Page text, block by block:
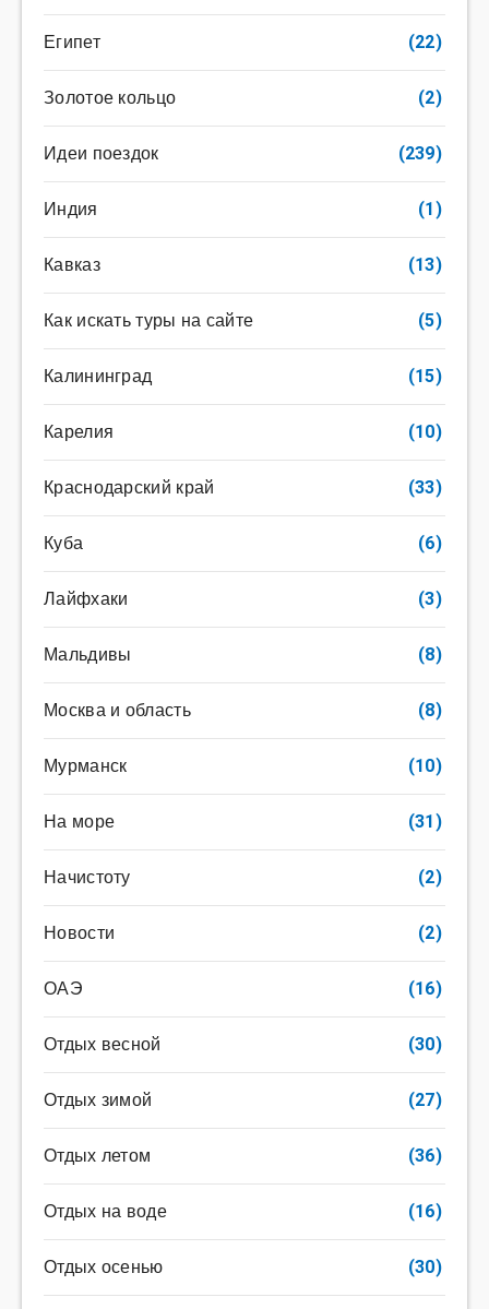
Египет (22)
Золотое кольцо (2)
Идеи поездок (239)
Индия (1)
Кавказ (13)
Как искать туры на сайте (5)
Калининград (15)
Карелия (10)
Краснодарский край (33)
Куба (6)
Лайфхаки (3)
Мальдивы (8)
Москва и область (8)
Мурманск (10)
На море (31)
Начистоту (2)
Новости (2)
ОАЭ (16)
Отдых весной (30)
Отдых зимой (27)
Отдых летом (36)
Отдых на воде (16)
Отдых осенью (30)